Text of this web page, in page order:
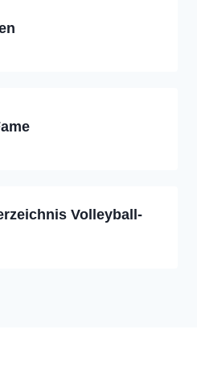
Volleyball-